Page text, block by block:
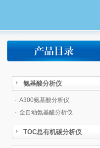
氨基酸分析仪
· A300氨基酸分析仪
· 全自动氨基酸分析仪
TOC总有机碳分析仪